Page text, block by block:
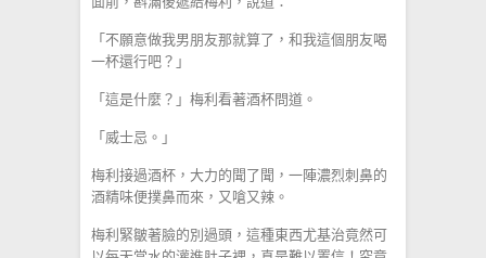
「不願意做我男朋友那就算了，和我這個朋友喝
一杯還行吧？」
「這是什麼？」梅利看著酒杯問道。
「威士忌。」
梅利接過酒杯，大力的聞了聞，一陣濃烈刺鼻的
酒精味便撲鼻而來，又嗆又辣。
梅利緊皺著臉的別過頭，這種東西尤基治竟然可